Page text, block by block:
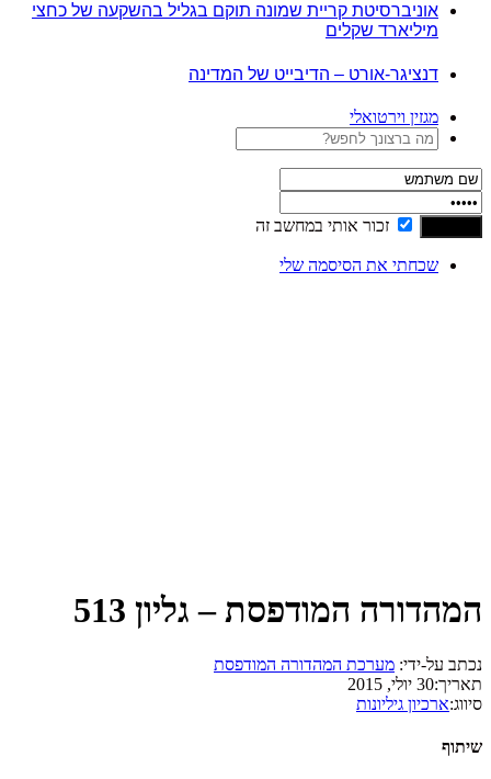
אוניברסיטת קריית שמונה תוקם בגליל בהשקעה של כחצי
מיליארד שקלים
דנציגר-אורט – הדיבייט של המדינה
מגזין וירטואלי
זכור אותי במחשב זה
שכחתי את הסיסמה שלי
המהדורה המודפסת – גליון 513
נכתב על-ידי: מערכת המהדורה המודפסת
תאריך:30 יולי, 2015
סיווג:ארכיון גיליונות
שיתוף